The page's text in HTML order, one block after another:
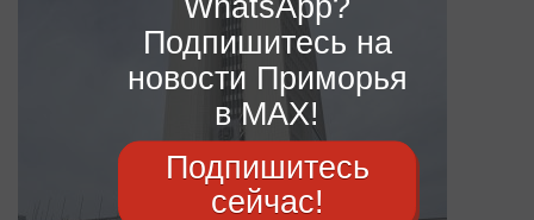
Подпишитесь на
новости Приморья
в MAX!
Подпишитесь
сейчас!